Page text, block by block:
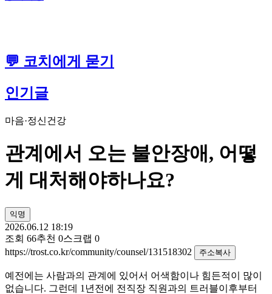
💬 코치에게 묻기
인기글
마음·정신건강
관계에서 오는 불안장애, 어떻
게 대처해야하나요?
익명
2026.06.12 18:19
조회 66추천 0스크랩 0
https://trost.co.kr/community/counsel/131518302
주소복사
예전에는 사람과의 관계에 있어서 어색함이나 힘든적이 많이
없습니다. 그런데 1년전에 전직장 직원과의 트러블이후부터